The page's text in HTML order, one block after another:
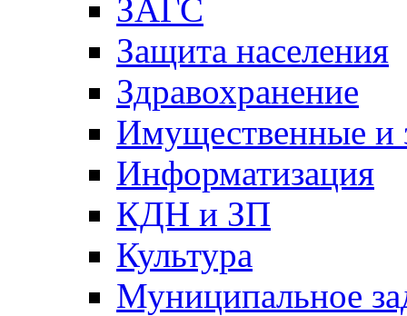
ЗАГС
Защита населения
Здравохранение
Имущественные и
Информатизация
КДН и ЗП
Культура
Муниципальное